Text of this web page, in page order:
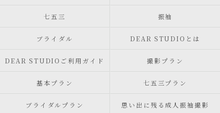
七五三 振袖
ブライダル DEAR STUDIOとは
DEAR STUDIOご利用ガイド 撮影プラン
基本プラン 七五三プラン
ブライダルプラン 思い出に残る成人振袖撮影